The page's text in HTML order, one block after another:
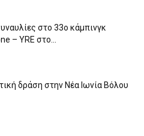
στο 33ο κάμπινγκ
– YRE στο...
δράση στην Νέα Ιωνία Βόλου